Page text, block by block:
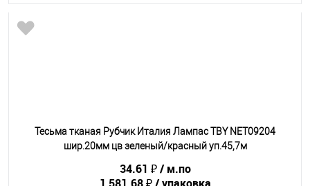
Тесьма тканая Рубчик Италия Лампас TBY NET09204
шир.20мм цв зеленый/красный уп.45,7м
34.61 ₽
м.по